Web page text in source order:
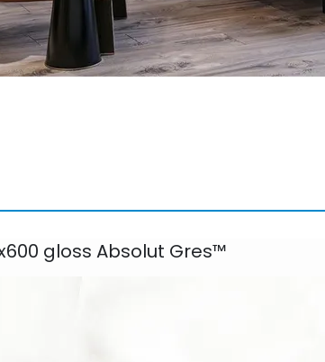
gloss Absolut Gres™